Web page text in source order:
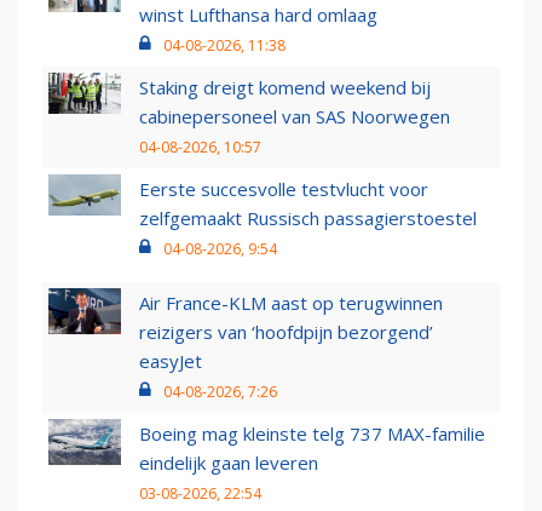
winst Lufthansa hard omlaag
04-08-2026, 11:38
Staking dreigt komend weekend bij
cabinepersoneel van SAS Noorwegen
04-08-2026, 10:57
Eerste succesvolle testvlucht voor
zelfgemaakt Russisch passagierstoestel
04-08-2026, 9:54
Air France-KLM aast op terugwinnen
reizigers van ‘hoofdpijn bezorgend’
easyJet
04-08-2026, 7:26
Boeing mag kleinste telg 737 MAX-familie
eindelijk gaan leveren
03-08-2026, 22:54